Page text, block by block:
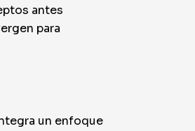
antes
para
un enfoque